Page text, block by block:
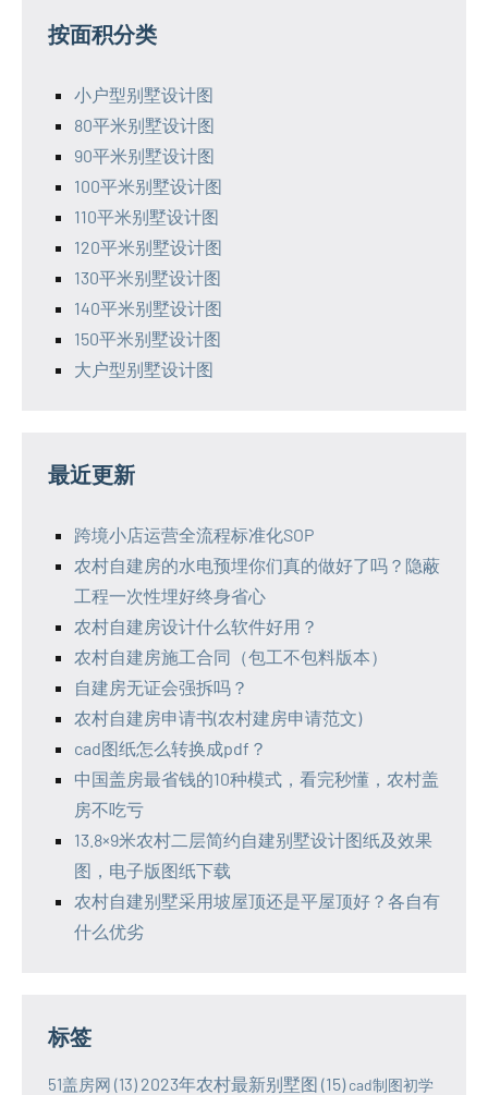
按面积分类
小户型别墅设计图
80平米别墅设计图
90平米别墅设计图
100平米别墅设计图
110平米别墅设计图
120平米别墅设计图
130平米别墅设计图
140平米别墅设计图
150平米别墅设计图
大户型别墅设计图
最近更新
跨境小店运营全流程标准化SOP
农村自建房的水电预埋你们真的做好了吗？隐蔽
工程一次性埋好终身省心
农村自建房设计什么软件好用？
农村自建房施工合同（包工不包料版本）
自建房无证会强拆吗？
农村自建房申请书(农村建房申请范文)
cad图纸怎么转换成pdf？
中国盖房最省钱的10种模式，看完秒懂，农村盖
房不吃亏
13.8×9米农村二层简约自建别墅设计图纸及效果
图，电子版图纸下载
农村自建别墅采用坡屋顶还是平屋顶好？各自有
什么优劣
标签
51盖房网 (13) 2023年农村最新别墅图 (15) cad制图初学